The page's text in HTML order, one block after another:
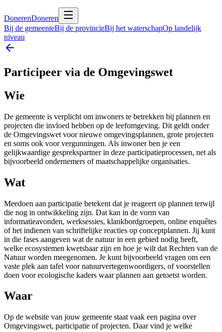
DonerenDoneren
Bij de gemeenteBij de provincieBij het waterschapOp landelijk
niveau
Participeer via de Omgevingswet
Wie
De gemeente is verplicht om inwoners te betrekken bij plannen en
projecten die invloed hebben op de leefomgeving. Dit geldt onder
de Omgevingswet voor nieuwe omgevingsplannen, grote projecten
en soms ook voor vergunningen. Als inwoner ben je een
gelijkwaardige gesprekspartner in deze participatieprocessen, net als
bijvoorbeeld ondernemers of maatschappelijke organisaties.
Wat
Meedoen aan participatie betekent dat je reageert op plannen terwijl
die nog in ontwikkeling zijn. Dat kan in de vorm van
informatieavonden, werksessies, klankbordgroepen, online enquêtes
of het indienen van schriftelijke reacties op conceptplannen. Jij kunt
in die fases aangeven wat de natuur in een gebied nodig heeft,
welke ecosystemen kwetsbaar zijn en hoe je wilt dat Rechten van de
Natuur worden meegenomen. Je kunt bijvoorbeeld vragen om een
vaste plek aan tafel voor natuurvertegenwoordigers, of voorstellen
doen voor ecologische kaders waar plannen aan getoetst worden.
Waar
Op de website van jouw gemeente staat vaak een pagina over
Omgevingswet, participatie of projecten. Daar vind je welke